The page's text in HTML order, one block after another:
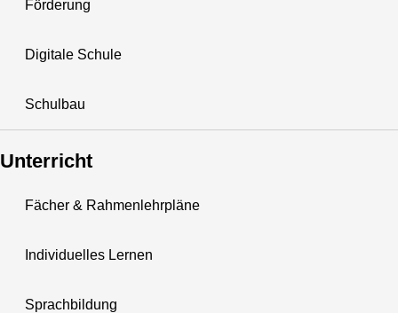
Förderung
Digitale Schule
Schulbau
Unterricht
Fächer & Rahmenlehrpläne
Individuelles Lernen
Sprachbildung